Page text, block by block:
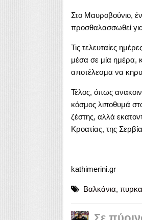
Στο Μαυροβούνιο,
προσθαλασσωθεί
Τις τελευταίες
μέσα σε μία ημέρα,
αποτέλεσμα να
Τέλος, όπως
κόσμος λιποθυμά
ζέστης, αλλά
Κροατίας, της
kathimerini.gr
Βαλκάνια,